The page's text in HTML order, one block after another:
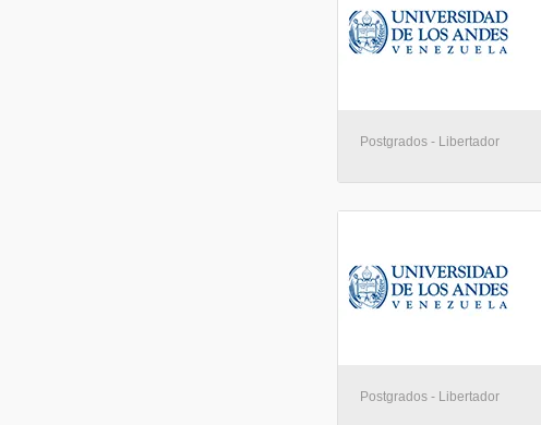
Postgrados - Libertador
Postgrados - Libertador